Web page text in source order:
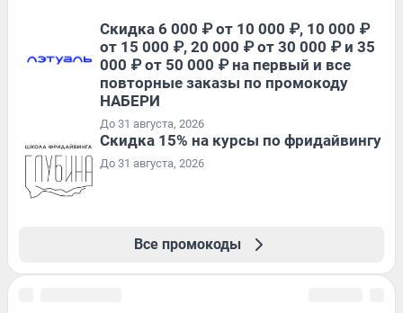
Скидка 6 000 ₽ от 10 000 ₽, 10 000 ₽
от 15 000 ₽, 20 000 ₽ от 30 000 ₽ и 35
000 ₽ от 50 000 ₽ на первый и все
повторные заказы по промокоду
НАБЕРИ
До 31 августа, 2026
Скидка 15% на курсы по фридайвингу
До 31 августа, 2026
Все промокоды